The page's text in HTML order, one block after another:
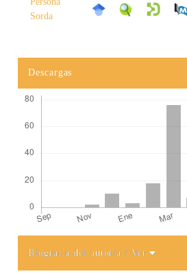
Sorda
Descargas
Biografía del autor/a/ Ver